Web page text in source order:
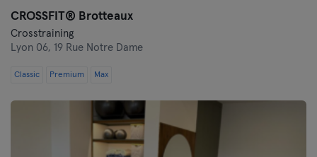
CROSSFIT® Brotteaux
Crosstraining
Lyon 06, 19 Rue Notre Dame
Classic Premium Max